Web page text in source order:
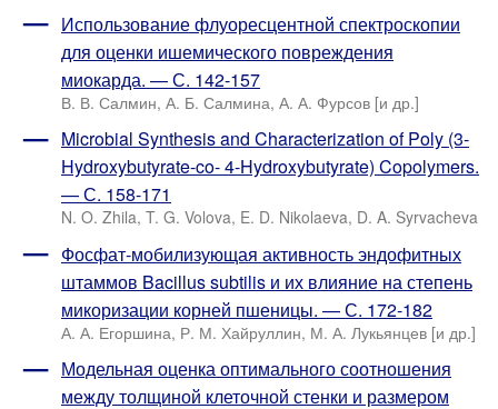
Использование флуоресцентной спектроскопии
для оценки ишемического повреждения
миокарда. — С. 142-157
В. В. Салмин, А. Б. Салмина, А. А. Фурсов [и др.]
Microbial Synthesis and Characterization of Poly (3-
Hydroxybutyrate-co- 4-Hydroxybutyrate) Copolymers.
— С. 158-171
N. O. Zhila, T. G. Volova, E. D. Nikolaeva, D. A. Syrvacheva
Фосфат-мобилизующая активность эндофитных
штаммов Bacillus subtilis и их влияние на степень
микоризации корней пшеницы. — С. 172-182
А. А. Егоршина, Р. М. Хайруллин, М. А. Лукьянцев [и др.]
Модельная оценка оптимального соотношения
между толщиной клеточной стенки и размером